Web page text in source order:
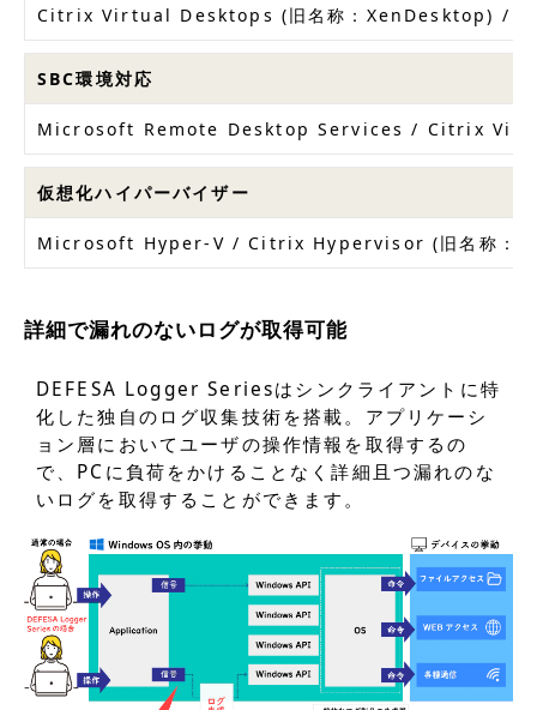
Citrix Virtual Desktops (旧名称：XenDesktop) /
SBC環境対応
Microsoft Remote Desktop Services / Citrix
仮想化ハイパーバイザー
Microsoft Hyper-V / Citrix Hypervisor (旧名称：
詳細で漏れのないログが取得可能
DEFESA Logger Seriesはシンクライアントに特
化した独自のログ収集技術を搭載。アプリケーシ
ョン層においてユーザの操作情報を取得するの
で、PCに負荷をかけることなく詳細且つ漏れのな
いログを取得することができます。